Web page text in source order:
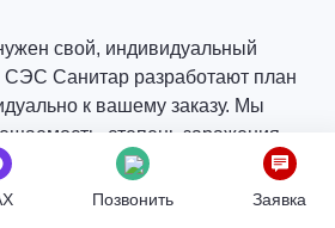
свой, индивидуальный
СЭС Санитар разработают план
к вашему заказу. Мы
степень заражения,
планировки и то, какие
на объекте.
Позвонить Заявка